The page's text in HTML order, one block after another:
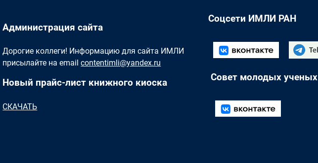
Администрация сайта
Дорогие коллеги! Информацию для сайта ИМЛИ
присылайте на emailcontentimli@yandex.ru
Новый прайс-лист книжного киоска
СКАЧАТЬ
Соцсети ИМЛИ РАН
Совет молодых ученых